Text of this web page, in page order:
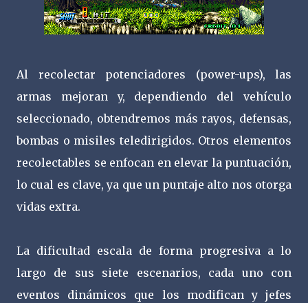
Al recolectar potenciadores (power-ups), las
armas mejoran y, dependiendo del vehículo
seleccionado, obtendremos más rayos, defensas,
bombas o misiles teledirigidos. Otros elementos
recolectables se enfocan en elevar la puntuación,
lo cual es clave, ya que un puntaje alto nos otorga
vidas extra.
La dificultad escala de forma progresiva a lo
largo de sus siete escenarios, cada uno con
eventos dinámicos que los modifican y jefes